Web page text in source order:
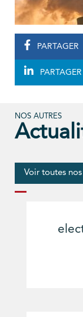
PARTAGER
PARTAGER
NOS AUTRES
Voir toutes